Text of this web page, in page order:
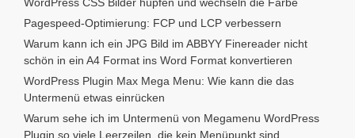
Pagespeed-Optimierung: FCP und LCP verbessern
Warum kann ich ein JPG Bild im ABBYY Finereader nicht
schön in ein A4 Format ins Word Format konvertieren
WordPress Plugin Max Mega Menu: Wie kann die das
Untermenü etwas einrücken
Warum sehe ich im Untermenü von Megamenu WordPress
Plugin so viele Leerzeilen, die kein Menüpunkt sind